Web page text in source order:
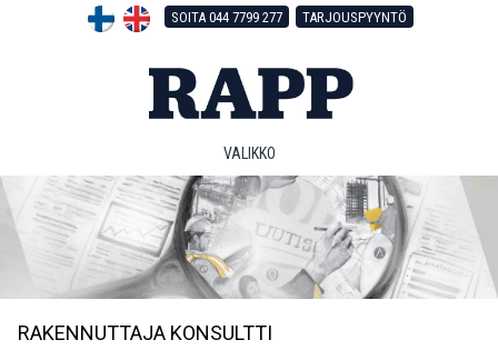
SOITA 044 7799 277 TARJOUSPYYNTÖ
VALIKKO
RAKENNUTTAJA KONSULTTI